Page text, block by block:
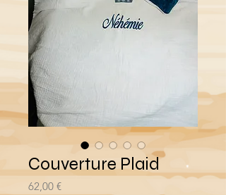
Couverture Plaid
62,00 €Prix